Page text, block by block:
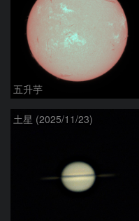
五升芋
土星 (2025/11/23)